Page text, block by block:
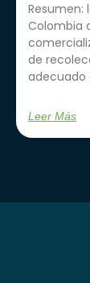
Resumen:
Colombia
de
adecuado
Leer Más